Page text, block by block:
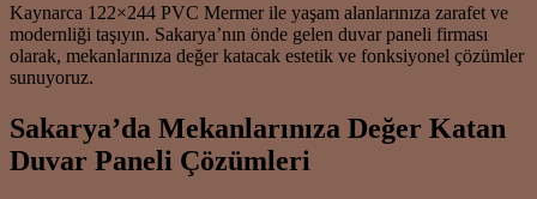
Kaynarca 122×244 PVC Mermer ile yaşam alanlarınıza zarafet ve
modernliği taşıyın. Sakarya’nın önde gelen duvar paneli firması
olarak, mekanlarınıza değer katacak estetik ve fonksiyonel çözümler
sunuyoruz.
Sakarya’da Mekanlarınıza Değer Katan
Duvar Paneli Çözümleri